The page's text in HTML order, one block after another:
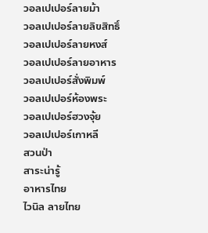
วอลเปเปอร์ลายม้า
วอลเปเปอร์ลายลิขสิทธิ์
วอลเปเปอร์ลายหงส์
วอลเปเปอร์ลายอาหาร
วอลเปเปอร์สั่งพิมพ์
วอลเปเปอร์ห้องพระ
วอลเปเปอร์ฮวงจุ้ย
วอลเปเปอร์เกาหลี
สวนป่า
สาระน่ารู้
อาหารไทย
ไวนิล ลายไทย